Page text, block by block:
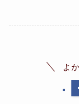
よ